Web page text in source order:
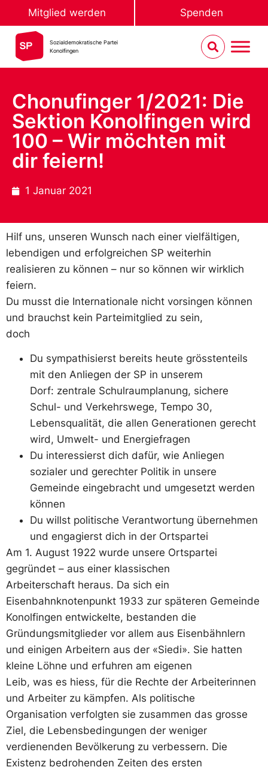
Mitglied werden Spenden
Sozialdemokratische Partei
Konolfingen
Chonufinger 1/2021: Die
Sektion Konolfingen wird
100 – Wir möchten mit
dir feiern!
1 Januar 2021
Hilf uns, unseren Wunsch nach einer vielfältigen,
lebendigen und erfolgreichen SP weiterhin
realisieren zu können – nur so können wir wirklich
feiern.
Du musst die Internationale nicht vorsingen können
und brauchst kein Parteimitglied zu sein,
doch
Du sympathisierst bereits heute grösstenteils
mit den Anliegen der SP in unserem
Dorf: zentrale Schulraumplanung, sichere
Schul- und Verkehrswege, Tempo 30,
Lebensqualität, die allen Generationen gerecht
wird, Umwelt- und Energiefragen
Du interessierst dich dafür, wie Anliegen
sozialer und gerechter Politik in unsere
Gemeinde eingebracht und umgesetzt werden
können
Du willst politische Verantwortung übernehmen
und engagierst dich in der Ortspartei
Am 1. August 1922 wurde unsere Ortspartei
gegründet – aus einer klassischen
Arbeiterschaft heraus. Da sich ein
Eisenbahnknotenpunkt 1933 zur späteren Gemeinde
Konolfingen entwickelte, bestanden die
Gründungsmitglieder vor allem aus Eisenbähnlern
und einigen Arbeitern aus der «Siedi». Sie hatten
kleine Löhne und erfuhren am eigenen
Leib, was es hiess, für die Rechte der Arbeiterinnen
und Arbeiter zu kämpfen. Als politische
Organisation verfolgten sie zusammen das grosse
Ziel, die Lebensbedingungen der weniger
verdienenden Bevölkerung zu verbessern. Die
Existenz bedrohenden Zeiten des ersten